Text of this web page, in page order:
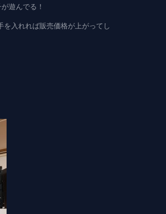
遊んでる！
入れれば販売価格が上がってし